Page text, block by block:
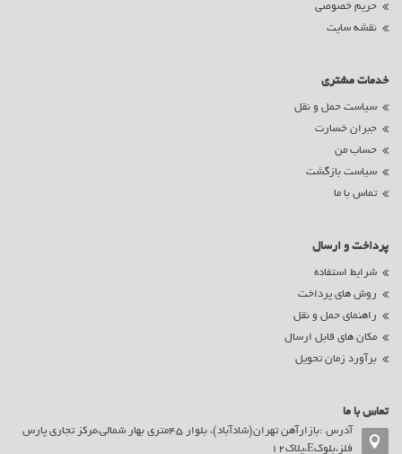
حریم خصوصی
نقشه سایت
خدمات مشتری
سیاست حمل و نقل
جبران خسارت
حساب من
سیاست بازگشت
تماس با ما
پرداخت و ارسال
شرایط استفاده
روش های پرداخت
راهنمای حمل و نقل
مکان های قابل ارسال
برآورد زمان تحویل
تماس با ما
آدرس :بازارآهن تهران(شادآباد)، بلوار 45متری بهار شمالی،مرکز تجاری پارس
فلز،بلوکE،پلاک12